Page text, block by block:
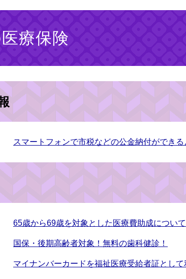
療保険
スマートフォンで市税などの公金納付ができ
65歳から69歳を対象とした医療費助成について
国保・後期高齢者対象！無料の歯科健診！
マイナンバーカードを福祉医療受給者証とし